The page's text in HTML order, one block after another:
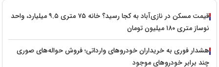
قیمت مسکن در نازی‌آباد به کجا رسید؟ خانه ۷۵ متری ۹.۵ میلیارد، واحد
نوساز متری ۱۸۰ میلیون تومان
هشدار فوری به خریداران خودروهای وارداتی؛ فروش حواله‌های صوری
چند برابر خودروهای موجود